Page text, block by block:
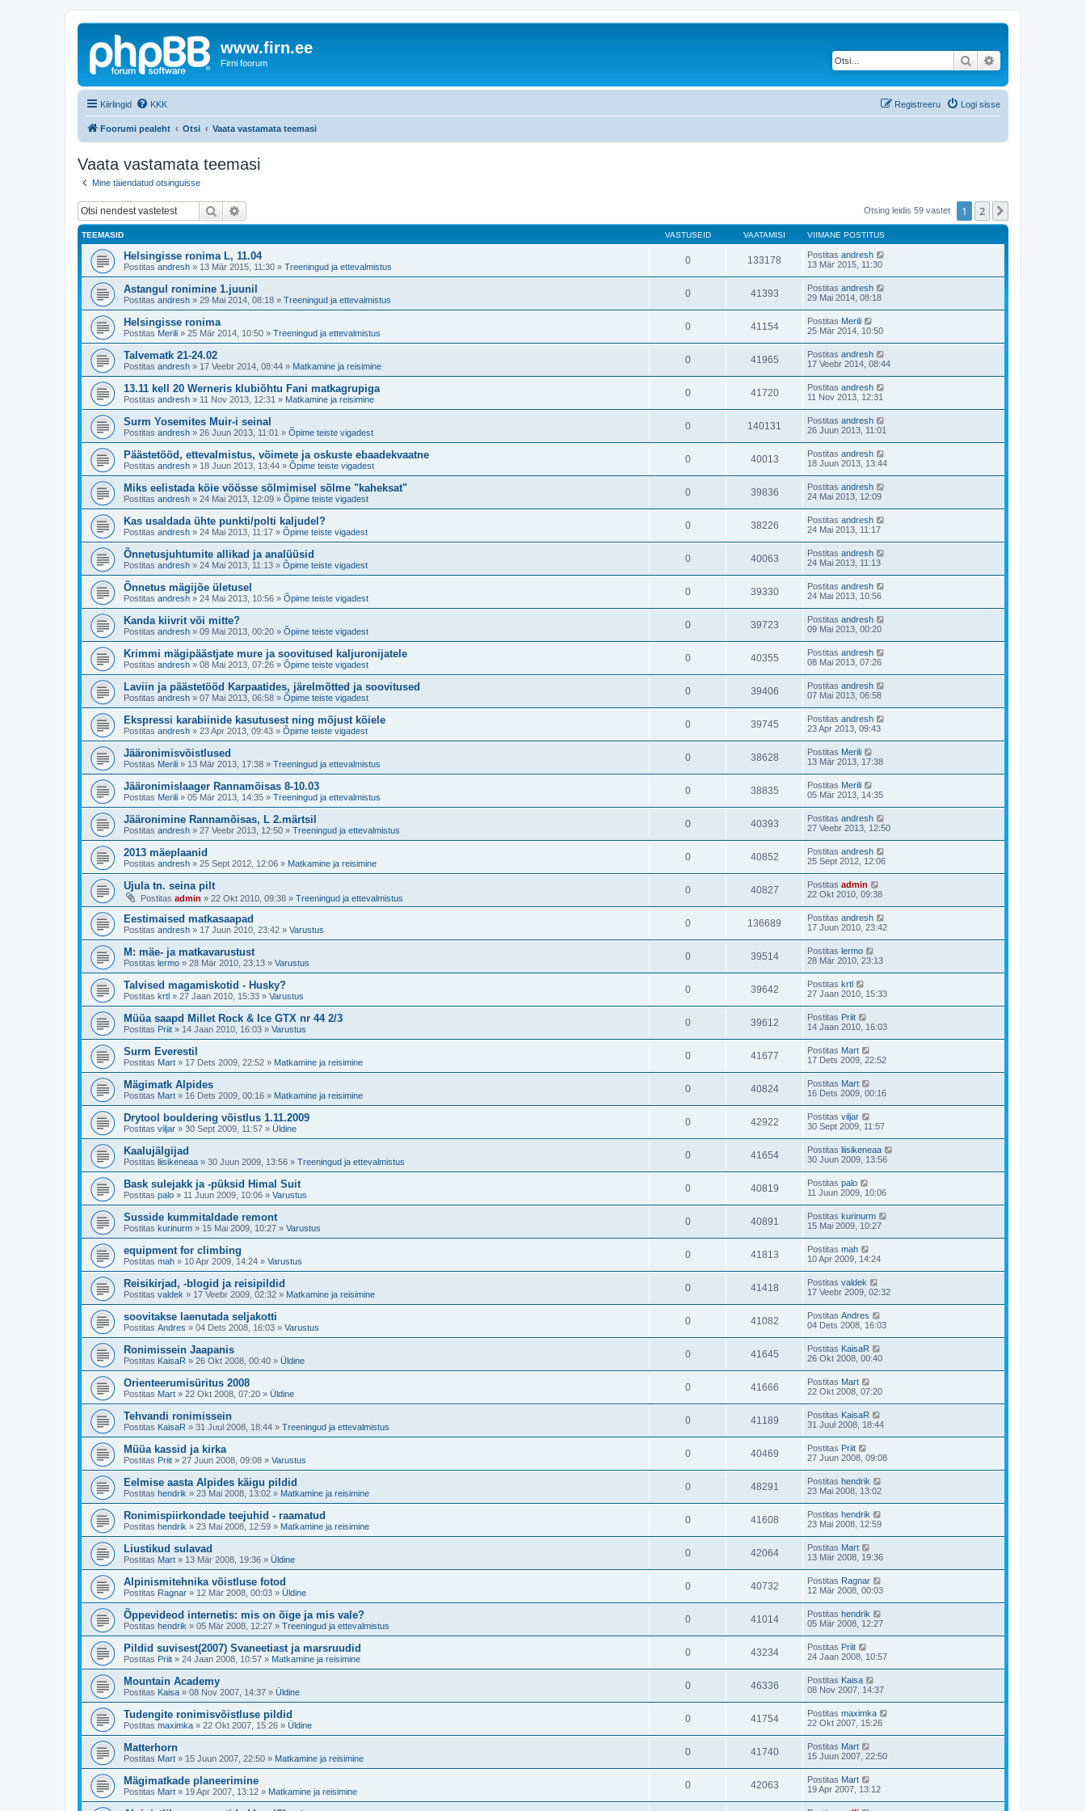
www.firn.ee
Firni foorum Otsi
Kiirlingid KKK Logi sisse
Registreeru
Foorumi pealeht Otsi Vaata vastamata teemasi
Vaata vastamata teemasi
Mine täiendatud otsinguisse
Otsi Otsing leidis 59 vastet 1 2
TEEMASID VASTUSEID VAATAMISI VIIMANE POSTITUS
Helsingisse ronima L, 11.04
Postitas andresh » 13 Mär 2015, 11:30 » Treeningud ja ettevalmistus
0 133178 Postitas andresh
13 Mär 2015, 11:30
Astangul ronimine 1.juunil
Postitas andresh » 29 Mai 2014, 08:18 » Treeningud ja ettevalmistus
0 41393 Postitas andresh
29 Mai 2014, 08:18
Helsingisse ronima
Postitas Merili » 25 Mär 2014, 10:50 » Treeningud ja ettevalmistus
0 41154 Postitas Merili
25 Mär 2014, 10:50
Talvematk 21-24.02
Postitas andresh » 17 Veebr 2014, 08:44 » Matkamine ja reisimine
0 41965 Postitas andresh
17 Veebr 2014, 08:44
13.11 kell 20 Werneris klubiõhtu Fani matkagrupiga
Postitas andresh » 11 Nov 2013, 12:31 » Matkamine ja reisimine
0 41720 Postitas andresh
11 Nov 2013, 12:31
Surm Yosemites Muir-i seinal
Postitas andresh » 26 Juun 2013, 11:01 » Õpime teiste vigadest
0 140131 Postitas andresh
26 Juun 2013, 11:01
Päästetööd, ettevalmistus, võimete ja oskuste ebaadekvaatne
Postitas andresh » 18 Juun 2013, 13:44 » Õpime teiste vigadest
0 40013 Postitas andresh
18 Juun 2013, 13:44
Miks eelistada köie vöösse sõlmimisel sõlme "kaheksat"
Postitas andresh » 24 Mai 2013, 12:09 » Õpime teiste vigadest
0 39836 Postitas andresh
24 Mai 2013, 12:09
Kas usaldada ühte punkti/polti kaljudel?
Postitas andresh » 24 Mai 2013, 11:17 » Õpime teiste vigadest
0 38226 Postitas andresh
24 Mai 2013, 11:17
Õnnetusjuhtumite allikad ja analüüsid
Postitas andresh » 24 Mai 2013, 11:13 » Õpime teiste vigadest
0 40063 Postitas andresh
24 Mai 2013, 11:13
Õnnetus mägijõe ületusel
Postitas andresh » 24 Mai 2013, 10:56 » Õpime teiste vigadest
0 39330 Postitas andresh
24 Mai 2013, 10:56
Kanda kiivrit või mitte?
Postitas andresh » 09 Mai 2013, 00:20 » Õpime teiste vigadest
0 39723 Postitas andresh
09 Mai 2013, 00:20
Krimmi mägipäästjate mure ja soovitused kaljuronijatele
Postitas andresh » 08 Mai 2013, 07:26 » Õpime teiste vigadest
0 40355 Postitas andresh
08 Mai 2013, 07:26
Laviin ja päästetööd Karpaatides, järelmõtted ja soovitused
Postitas andresh » 07 Mai 2013, 06:58 » Õpime teiste vigadest
0 39406 Postitas andresh
07 Mai 2013, 06:58
Ekspressi karabiinide kasutusest ning mõjust köiele
Postitas andresh » 23 Apr 2013, 09:43 » Õpime teiste vigadest
0 39745 Postitas andresh
23 Apr 2013, 09:43
Jääronimisvõistlused
Postitas Merili » 13 Mär 2013, 17:38 » Treeningud ja ettevalmistus
0 38628 Postitas Merili
13 Mär 2013, 17:38
Jääronimislaager Rannamõisas 8-10.03
Postitas Merili » 05 Mär 2013, 14:35 » Treeningud ja ettevalmistus
0 38835 Postitas Merili
05 Mär 2013, 14:35
Jääronimine Rannamõisas, L 2.märtsil
Postitas andresh » 27 Veebr 2013, 12:50 » Treeningud ja ettevalmistus
0 40393 Postitas andresh
27 Veebr 2013, 12:50
2013 mäeplaanid
Postitas andresh » 25 Sept 2012, 12:06 » Matkamine ja reisimine
0 40852 Postitas andresh
25 Sept 2012, 12:06
Ujula tn. seina pilt
Postitas admin » 22 Okt 2010, 09:38 » Treeningud ja ettevalmistus
0 40827 Postitas admin
22 Okt 2010, 09:38
Eestimaised matkasaapad
Postitas andresh » 17 Juun 2010, 23:42 » Varustus
0 136689 Postitas andresh
17 Juun 2010, 23:42
M: mäe- ja matkavarustust
Postitas lermo » 28 Mär 2010, 23:13 » Varustus
0 39514 Postitas lermo
28 Mär 2010, 23:13
Talvised magamiskotid - Husky?
Postitas krtl » 27 Jaan 2010, 15:33 » Varustus
0 39642 Postitas krtl
27 Jaan 2010, 15:33
Müüa saapd Millet Rock & Ice GTX nr 44 2/3
Postitas Priit » 14 Jaan 2010, 16:03 » Varustus
0 39612 Postitas Priit
14 Jaan 2010, 16:03
Surm Everestil
Postitas Mart » 17 Dets 2009, 22:52 » Matkamine ja reisimine
0 41677 Postitas Mart
17 Dets 2009, 22:52
Mägimatk Alpides
Postitas Mart » 16 Dets 2009, 00:16 » Matkamine ja reisimine
0 40824 Postitas Mart
16 Dets 2009, 00:16
Drytool bouldering võistlus 1.11.2009
Postitas viljar » 30 Sept 2009, 11:57 » Üldine
0 42922 Postitas viljar
30 Sept 2009, 11:57
Kaalujälgijad
Postitas liisikeneaa » 30 Juun 2009, 13:56 » Treeningud ja ettevalmistus
0 41654 Postitas liisikeneaa
30 Juun 2009, 13:56
Bask sulejakk ja -püksid Himal Suit
Postitas palo » 11 Juun 2009, 10:06 » Varustus
0 40819 Postitas palo
11 Juun 2009, 10:06
Susside kummitaldade remont
Postitas kurinurm » 15 Mai 2009, 10:27 » Varustus
0 40891 Postitas kurinurm
15 Mai 2009, 10:27
equipment for climbing
Postitas mah » 10 Apr 2009, 14:24 » Varustus
0 41813 Postitas mah
10 Apr 2009, 14:24
Reisikirjad, -blogid ja reisipildid
Postitas valdek » 17 Veebr 2009, 02:32 » Matkamine ja reisimine
0 41418 Postitas valdek
17 Veebr 2009, 02:32
soovitakse laenutada seljakotti
Postitas Andres » 04 Dets 2008, 16:03 » Varustus
0 41082 Postitas Andres
04 Dets 2008, 16:03
Ronimissein Jaapanis
Postitas KaisaR » 26 Okt 2008, 00:40 » Üldine
0 41645 Postitas KaisaR
26 Okt 2008, 00:40
Orienteerumisüritus 2008
Postitas Mart » 22 Okt 2008, 07:20 » Üldine
0 41666 Postitas Mart
22 Okt 2008, 07:20
Tehvandi ronimissein
Postitas KaisaR » 31 Juul 2008, 18:44 » Treeningud ja ettevalmistus
0 41189 Postitas KaisaR
31 Juul 2008, 18:44
Müüa kassid ja kirka
Postitas Priit » 27 Juun 2008, 09:08 » Varustus
0 40469 Postitas Priit
27 Juun 2008, 09:08
Eelmise aasta Alpides käigu pildid
Postitas hendrik » 23 Mai 2008, 13:02 » Matkamine ja reisimine
0 48291 Postitas hendrik
23 Mai 2008, 13:02
Ronimispiirkondade teejuhid - raamatud
Postitas hendrik » 23 Mai 2008, 12:59 » Matkamine ja reisimine
0 41608 Postitas hendrik
23 Mai 2008, 12:59
Liustikud sulavad
Postitas Mart » 13 Mär 2008, 19:36 » Üldine
0 42064 Postitas Mart
13 Mär 2008, 19:36
Alpinismitehnika võistluse fotod
Postitas Ragnar » 12 Mär 2008, 00:03 » Üldine
0 40732 Postitas Ragnar
12 Mär 2008, 00:03
Õppevideod internetis: mis on õige ja mis vale?
Postitas hendrik » 05 Mär 2008, 12:27 » Treeningud ja ettevalmistus
0 41014 Postitas hendrik
05 Mär 2008, 12:27
Pildid suvisest(2007) Svaneetiast ja marsruudid
Postitas Priit » 24 Jaan 2008, 10:57 » Matkamine ja reisimine
0 43234 Postitas Priit
24 Jaan 2008, 10:57
Mountain Academy
Postitas Kaisa » 08 Nov 2007, 14:37 » Üldine
0 46336 Postitas Kaisa
08 Nov 2007, 14:37
Tudengite ronimisvõistluse pildid
Postitas maximka » 22 Okt 2007, 15:26 » Üldine
0 41754 Postitas maximka
22 Okt 2007, 15:26
Matterhorn
Postitas Mart » 15 Juun 2007, 22:50 » Matkamine ja reisimine
0 41740 Postitas Mart
15 Juun 2007, 22:50
Mägimatkade planeerimine
Postitas Mart » 19 Apr 2007, 13:12 » Matkamine ja reisimine
0 42063 Postitas Mart
19 Apr 2007, 13:12